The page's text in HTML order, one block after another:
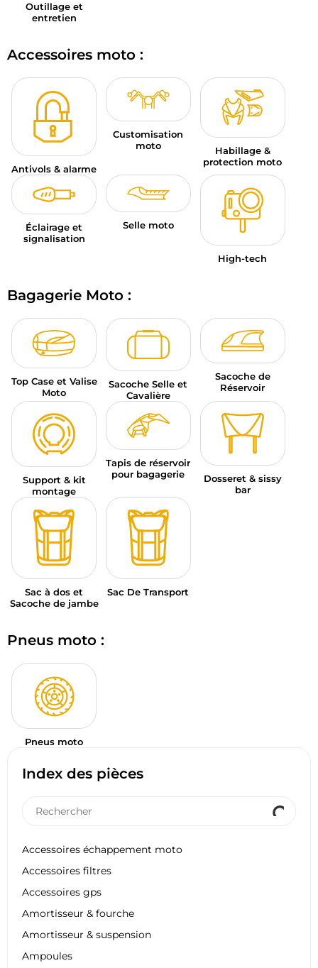
Index des pièces
Accessoires échappement moto
Accessoires filtres
Accessoires gps
Amortisseur & fourche
Amortisseur & suspension
Ampoules
Outillage et
entretien
Accessoires moto :
Antivols & alarme
Customisation
moto
Habillage &
protection moto
Éclairage et
signalisation
Selle moto
High-tech
Bagagerie Moto :
Top Case et Valise
Moto
Sacoche Selle et
Cavalière
Sacoche de
Réservoir
Support & kit
montage
Tapis de réservoir
pour bagagerie
Dosseret & sissy
bar
Sac à dos et
Sacoche de jambe
Sac De Transport
Pneus moto :
Pneus moto